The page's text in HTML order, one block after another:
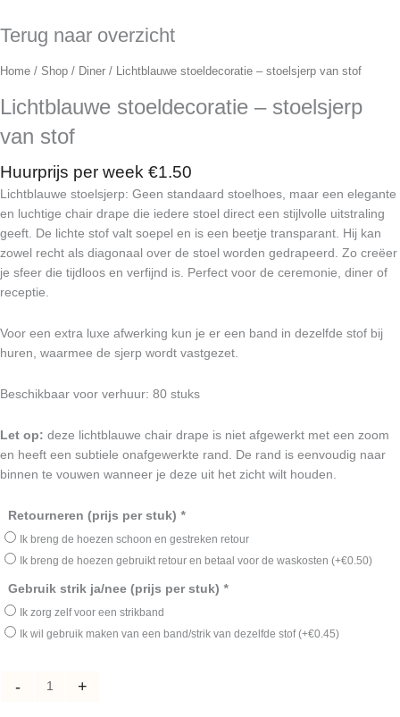
Terug naar overzicht
Home / Shop / Diner / Lichtblauwe stoeldecoratie – stoelsjerp van stof
Lichtblauwe stoeldecoratie – stoelsjerp
van stof
Huurprijs per week €1.50
Lichtblauwe stoelsjerp: Geen standaard stoelhoes, maar een elegante
en luchtige chair drape die iedere stoel direct een stijlvolle uitstraling
geeft. De lichte stof valt soepel en is een beetje transparant. Hij kan
zowel recht als diagonaal over de stoel worden gedrapeerd. Zo creëer
je sfeer die tijdloos en verfijnd is. Perfect voor de ceremonie, diner of
receptie.
Voor een extra luxe afwerking kun je er een band in dezelfde stof bij
huren, waarmee de sjerp wordt vastgezet.
Beschikbaar voor verhuur: 80 stuks
Let op: deze lichtblauwe chair drape is niet afgewerkt met een zoom
en heeft een subtiele onafgewerkte rand. De rand is eenvoudig naar
binnen te vouwen wanneer je deze uit het zicht wilt houden.
Retourneren (prijs per stuk) *
Ik breng de hoezen schoon en gestreken retour
Ik breng de hoezen gebruikt retour en betaal voor de waskosten (+€0.50)
Gebruik strik ja/nee (prijs per stuk) *
Ik zorg zelf voor een strikband
Ik wil gebruik maken van een band/strik van dezelfde stof(+€0.45)
-
Lichtblauwe
stoeldecoratie
–
van
stof
aantal
+